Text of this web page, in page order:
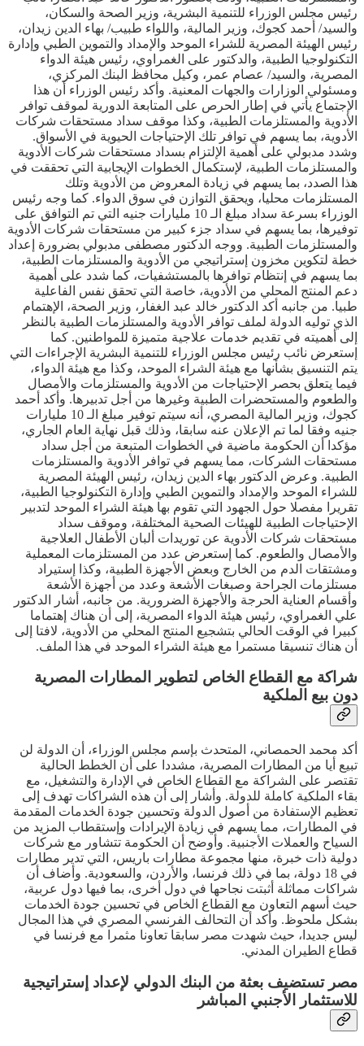
رئيس مجلس الوزراء للتنمية البشرية، وزير الصحة والسكان،
والسيد/ أحمد كجوك، وزير المالية، واللواء طبيب/ بهاء الدين زيدان،
رئيس الهيئة المصرية للشراء الموحد والإمداد والتموين الطبي وإدارة
التكنولوجيا الطبية، والدكتور على الغمراوي، رئيس هيئة الدواء
المصرية، والسيد/ عصام عمر، وكيل محافظ البنك المركزي،
ومسئولي الوزارات والجهات المعنية. وأكد رئيس الوزراء أن هذا
الإجتماع يأتي في إطار الحرص على المتابعة الدورية لموقف توافر
الأدوية والمستلزمات الطبية، وكذا موقف سداد مستحقات شركات
الأدوية، بما يسهم في توافر تلك الإحتياجات الحيوية في الأسواق.
وشدد مدبولي على أهمية الإلتزام بسداد مستحقات شركات الأدوية
والمستلزمات الطبية، لإستكمال الخطوات الإيجابية التي تحققت في
هذا الصدد، بما يسهم في زيادة المعروض من الأدوية وتلك
المستلزمات محليا، ويحقق التوازن في سوق الدواء. كما وجه رئيس
الوزراء بسرعة سداد مبلغ الـ 10 مليارات جنيه التي تم التوافق على
توفيرها، بما يسهم في سداد جزء كبير من مستحقات شركات الأدوية
والمستلزمات الطبية. ووجه الدكتور مصطفى مدبولي بضرورة إعداد
خطة لتكوين مخزون إستراتيجي من الأدوية والمستلزمات الطبية،
بما يسهم في إنتظام توافرها بالمستشفيات، كما شدد على أهمية
دعم المنتج المحلي من الأدوية، خاصة التي تحقق نفس الفاعلية
طبيا. من جانبه أكد الدكتور خالد عبد الغفار، وزير الصحة، الإهتمام
الذي توليه الدولة لملف توافر الأدوية والمستلزمات الطبية بالنظر
إلى أهميته في تقديم خدمات علاجية متميزة للمواطنين. كما
إستعرض نائب رئيس مجلس الوزراء للتنمية البشرية الإجراءات التي
يتم التنسيق بشأنها مع هيئة الشراء الموحد، وكذا مع هيئة الدواء،
فيما يتعلق بحصر الإحتياجات من الأدوية والمستلزمات والأمصال
والطعوم والمستحضرات الطبية وغيرها من أجل تدبيرها. وأكد أحمد
كجوك، وزير المالية المصري، أنه سيتم توفير مبلغ الـ 10 مليارات
جنيه وفقا لما تم الإعلان عنه سابقا، وذلك قبل نهاية العام الجاري،
مؤكدا أن الحكومة ماضية في الخطوات المتبعة من أجل سداد
مستحقات الشركات، مما يسهم في توافر الأدوية والمستلزمات
الطبية. وعرض الدكتور بهاء الدين زيدان، رئيس الهيئة المصرية
للشراء الموحد والإمداد والتموين الطبي وإدارة التكنولوجيا الطبية،
تقريرا مفصلا حول الجهود التي تقوم بها هيئة الشراء الموحد لتدبير
الإحتياجات الطبية للهيئات الصحية المختلفة، وموقف سداد
مستحقات شركات الأدوية عن توريدات ألبان الأطفال العلاجية
والأمصال والطعوم. كما إستعرض عدد من المستلزمات المعملية
ومشتقات الدم من الخارج وبعض الأجهزة الطبية، وكذا إستيراد
مستلزمات الجراحة وصبغات الأشعة وعدد من أجهزة الأشعة
وأقسام العناية الحرجة والأجهزة الضرورية. من جانبه، أشار الدكتور
علي الغمراوي، رئيس هيئة الدواء المصرية، إلى أن هناك إهتماما
كبيرا في الوقت الحالي بتشجيع المنتج المحلي من الأدوية، لافتا إلى
أن هناك تنسيقا مستمرا مع هيئة الشراء الموحد في هذا الملف.
شراكة مع القطاع الخاص لتطوير المطارات المصرية
دون بيع الملكية
أكد محمد الحمصاني، المتحدث بإسم مجلس الوزراء، أن الدولة لن
تبيع أيا من المطارات المصرية، مشددا على أن الخطط الحالية
تقتصر على الشراكة مع القطاع الخاص في الإدارة والتشغيل، مع
بقاء الملكية كاملة للدولة. وأشار إلى أن هذه الشراكات تهدف إلى
تعظيم الإستفادة من أصول الدولة وتحسين جودة الخدمات المقدمة
في المطارات، مما يسهم في زيادة الإيرادات وإستقطاب المزيد من
السياح والعملات الأجنبية. وأوضح أن الحكومة تتشاور مع شركات
دولية ذات خبرة، منها مجموعة مطارات باريس، التي تدير مطارات
في 18 دولة، بما في ذلك فرنسا، والأردن، والسعودية. وأضاف أن
شراكات مماثلة أثبتت نجاحها في دول أخرى، بما فيها دول عربية،
حيث أسهم التعاون مع القطاع الخاص في تحسين جودة الخدمات
بشكل ملحوظ. وأكد أن التحالف الفرنسي المصري في هذا المجال
ليس جديدا، حيث شهدت مصر سابقا تعاونا مثمرا مع فرنسا في
قطاع الطيران المدني.
مصر تستضيف بعثة من البنك الدولي لإعداد إستراتيجية
للاستثمار الأجنبي المباشر